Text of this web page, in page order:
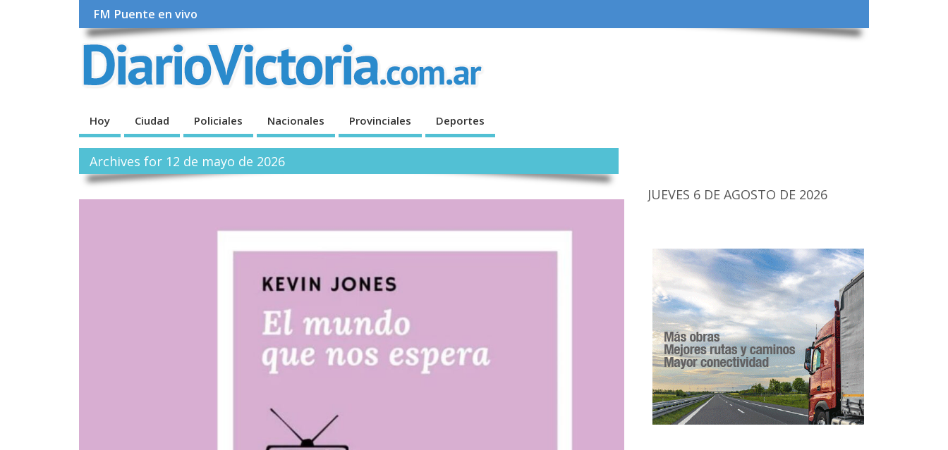
FM Puente en vivo
Hoy Ciudad Policiales Nacionales Provinciales Deportes
Archives for 12 de mayo de 2026
JUEVES 6 DE AGOSTO DE 2026